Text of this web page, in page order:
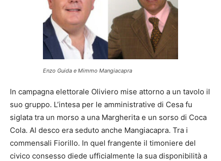
Enzo Guida e Mimmo Mangiacapra
In campagna elettorale Oliviero mise attorno a un tavolo il
suo gruppo. L’intesa per le amministrative di Cesa fu
siglata tra un morso a una Margherita e un sorso di Coca
Cola. Al desco era seduto anche Mangiacapra. Tra i
commensali Fiorillo. In quel frangente il timoniere del
civico consesso diede ufficialmente la sua disponibilità a